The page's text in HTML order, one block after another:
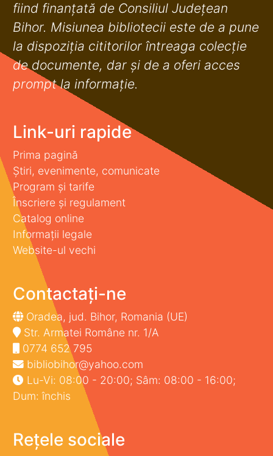
fiind finanţată de Consiliul Judeţean
Bihor. Misiunea bibliotecii este de a pune
la dispoziţia cititorilor întreaga colecţie
de documente, dar şi de a oferi acces
prompt la informaţie.
Link-uri rapide
Prima pagină
Știri, evenimente, comunicate
Program și tarife
Înscriere și regulament
Catalog online
Informații legale
Website-ul vechi
Contactați-ne
Oradea, jud. Bihor, Romania (UE)
Str. Armatei Române nr. 1/A
0774 652 795
bibliobihor@yahoo.com
Lu-Vi: 08:00 - 20:00; Sâm: 08:00 - 16:00;
Dum: închis
Rețele sociale